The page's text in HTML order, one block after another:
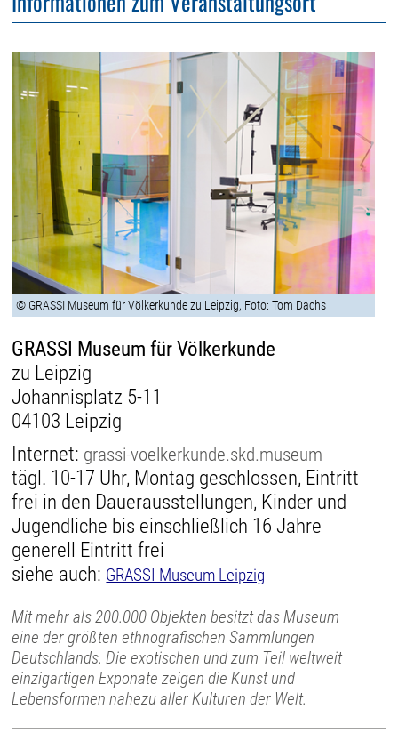
© GRASSI Museum für Völkerkunde zu Leipzig, Foto: Tom Dachs
GRASSI Museum für Völkerkunde
zu Leipzig
Johannisplatz 5-11
04103 Leipzig
Internet: grassi-voelkerkunde.skd.museum
tägl. 10-17 Uhr, Montag geschlossen, Eintritt
frei in den Dauerausstellungen, Kinder und
Jugendliche bis einschließlich 16 Jahre
generell Eintritt frei
siehe auch: GRASSI Museum Leipzig
Mit mehr als 200.000 Objekten besitzt das Museum
eine der größten ethnografischen Sammlungen
Deutschlands. Die exotischen und zum Teil weltweit
einzigartigen Exponate zeigen die Kunst und
Lebensformen nahezu aller Kulturen der Welt.